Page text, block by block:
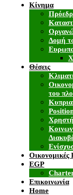
Κίνημα
Δομή
Θέσεις
του
Χρηστή
Οικονομικές
EGP
Επικοινωνία
Home